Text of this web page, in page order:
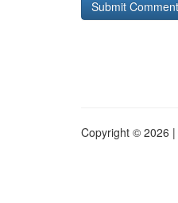
Copyright © 2026 |